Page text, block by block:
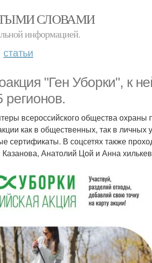
СЛОВАМИ
информацией.
статьи
"Ген Уборки", к
регионов.
всероссийского общества охраны
как в общественных, так в
сертификаты. В соцсетях также
Анатолий Цой и Анна